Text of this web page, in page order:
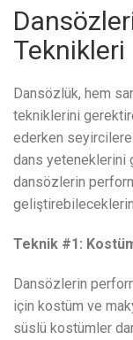
Teknikleri
Dansözlük, hem
tekniklerini
ederken
dans yeteneklerini
dansözlerin
Teknik #1:
Dansözlerin
için kostüm ve
süslü kostümler